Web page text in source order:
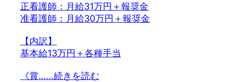
正看護師：月給31万円＋報奨金
准看護師：月給30万円＋報奨金
【内訳】
基本給13万円＋各種手当
《賞……続きを読む